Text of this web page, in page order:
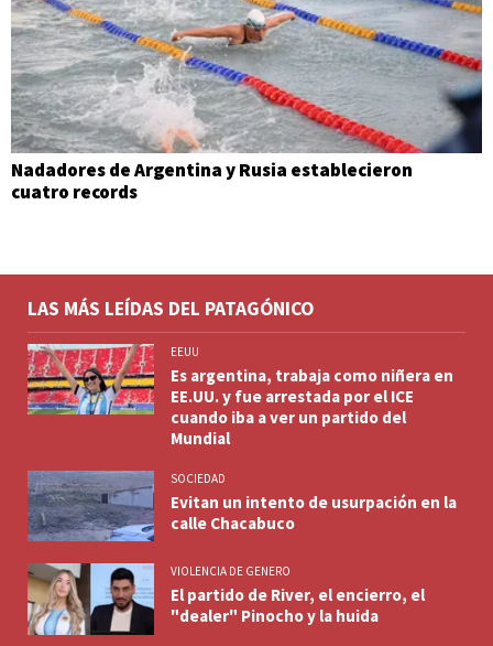
Nadadores de Argentina y Rusia establecieron
cuatro records
LAS MÁS LEÍDAS DEL PATAGÓNICO
EEUU
Es argentina, trabaja como niñera en
EE.UU. y fue arrestada por el ICE
cuando iba a ver un partido del
Mundial
SOCIEDAD
Evitan un intento de usurpación en la
calle Chacabuco
VIOLENCIA DE GENERO
El partido de River, el encierro, el
"dealer" Pinocho y la huida